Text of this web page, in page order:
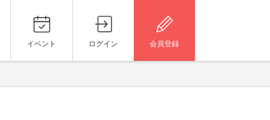
イベント ログイン 会員登録